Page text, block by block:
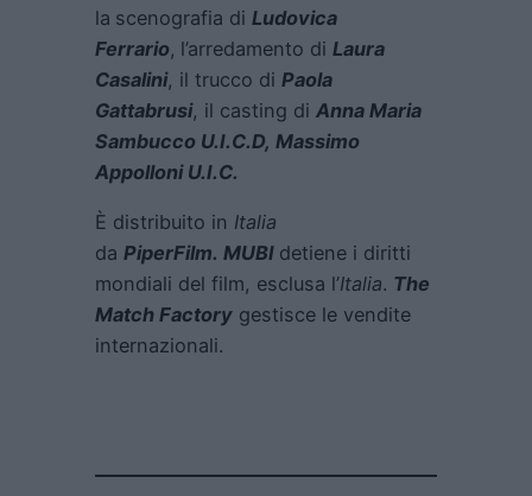
la scenografia di Ludovica
Ferrario, l’arredamento di Laura
Casalini, il trucco di Paola
Gattabrusi, il casting di Anna Maria
Sambucco U.I.C.D, Massimo
Appolloni U.I.C.
È distribuito in Italia
da PiperFilm. MUBI detiene i diritti
mondiali del film, esclusa l’Italia. The
Match Factory gestisce le vendite
internazionali.